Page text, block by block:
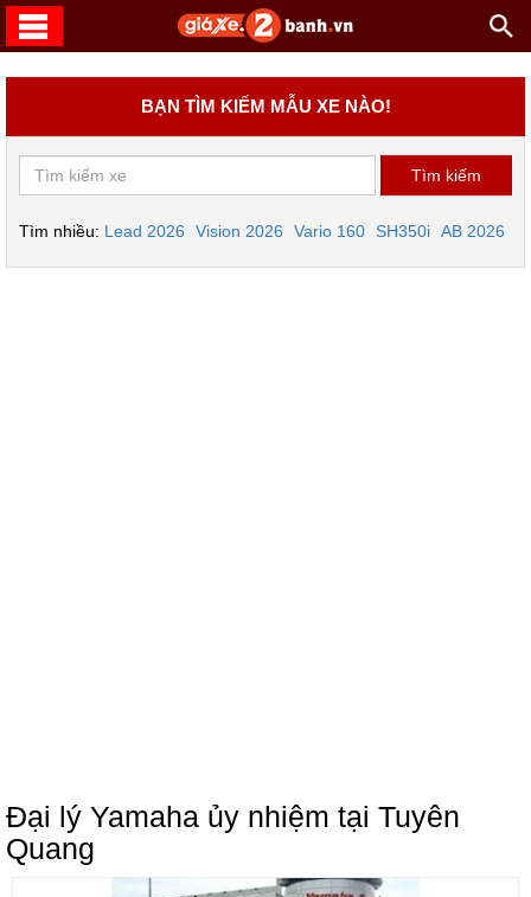
BẠN TÌM KIẾM MẪU XE NÀO!
Tìm nhiều: Lead 2026 Vision 2026 Vario 160 SH350i AB 2026
Đại lý Yamaha ủy nhiệm tại Tuyên
Quang